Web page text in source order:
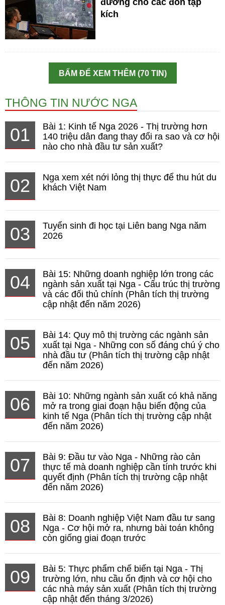
đường cho các đòn tập
kích
BẤM ĐỂ XEM THÊM (70 TIN)
THÔNG TIN NƯỚC NGA
01
Bài 1: Kinh tế Nga 2026 - Thị trường hơn
140 triệu dân đang thay đổi ra sao và cơ hội
nào cho nhà đầu tư sản xuất?
02
Nga xem xét nới lỏng thị thực để thu hút du
khách Việt Nam
03
Tuyển sinh đi học tại Liên bang Nga năm
2026
04
Bài 15: Những doanh nghiệp lớn trong các
ngành sản xuất tại Nga - Cấu trúc thị trường
và các đối thủ chính (Phân tích thị trường
cập nhật đến năm 2026)
05
Bài 14: Quy mô thị trường các ngành sản
xuất tại Nga - Những con số đáng chú ý cho
nhà đầu tư (Phân tích thị trường cập nhật
đến năm 2026)
06
Bài 10: Những ngành sản xuất có khả năng
mở ra trong giai đoạn hậu biến động của
kinh tế Nga (Phân tích thị trường cập nhật
đến năm 2026)
07
Bài 9: Đầu tư vào Nga - Những rào cản
thực tế mà doanh nghiệp cần tính trước khi
quyết định (Phân tích thị trường cập nhật
đến năm 2026)
08
Bài 8: Doanh nghiệp Việt Nam đầu tư sang
Nga - Cơ hội mở ra, nhưng bài toán không
còn giống giai đoạn trước
09
Bài 5: Thực phẩm chế biến tại Nga - Thị
trường lớn, nhu cầu ổn định và cơ hội cho
các nhà máy sản xuất (Phân tích thị trường
cập nhật đến tháng 3/2026)